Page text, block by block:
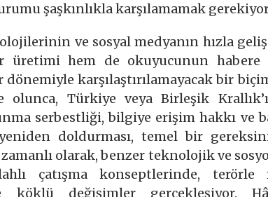
şaşkınlıkla karşılamamak
ve sosyal medyanın hızla
üretimi hem de okuyucunun habere
karşılaştırılamayacak bir
olunca, Türkiye veya Birleşik
serbestliği, bilgiye erişim hakkı ve
doldurması, temel bir
zamanlı olarak, benzer teknolojik ve
çatışma konseptlerinde, terörle
köklü değişimler gerçekleşiyor.